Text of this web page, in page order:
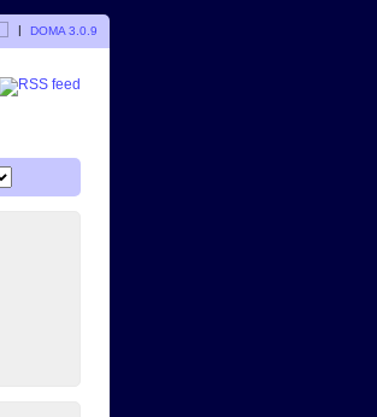
| DOMA 3.0.9